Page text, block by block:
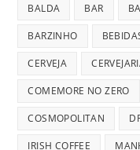
BALDA BAR
BARZINHO
CERVEJA
COMEMORE NO ZERO
COSMOPOLITAN
IRISH COFFEE